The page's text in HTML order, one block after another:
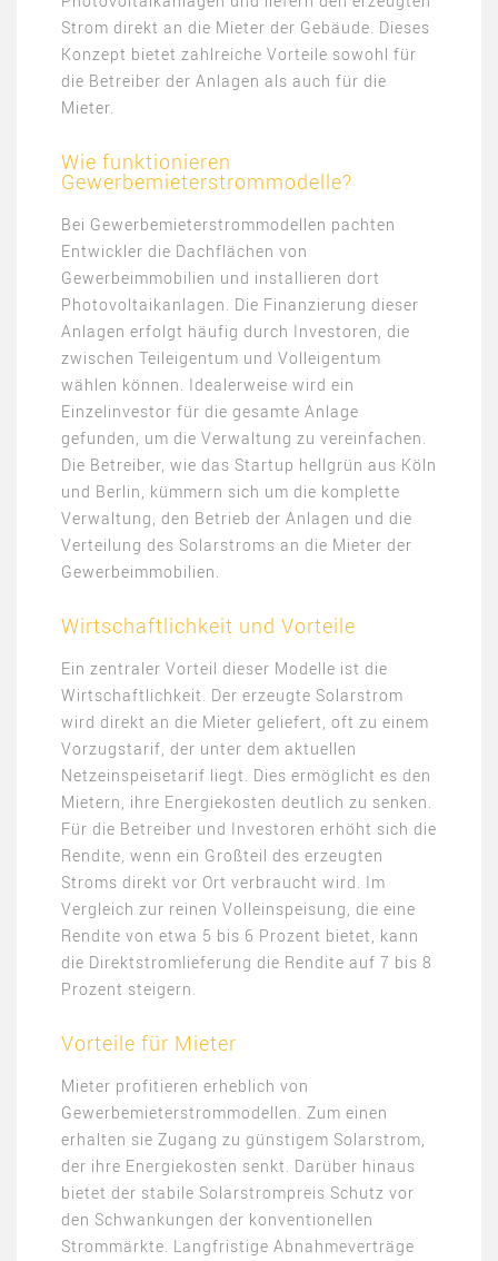
Strom direkt an die Mieter der Gebäude. Dieses
Konzept bietet zahlreiche Vorteile sowohl für
die Betreiber der Anlagen als auch für die
Mieter.
Wie funktionieren
Gewerbemieterstrommodelle?
Bei Gewerbemieterstrommodellen pachten
Entwickler die Dachflächen von
Gewerbeimmobilien und installieren dort
Photovoltaikanlagen. Die Finanzierung dieser
Anlagen erfolgt häufig durch Investoren, die
zwischen Teileigentum und Volleigentum
wählen können. Idealerweise wird ein
Einzelinvestor für die gesamte Anlage
gefunden, um die Verwaltung zu vereinfachen.
Die Betreiber, wie das Startup hellgrün aus Köln
und Berlin, kümmern sich um die komplette
Verwaltung, den Betrieb der Anlagen und die
Verteilung des Solarstroms an die Mieter der
Gewerbeimmobilien​.
Wirtschaftlichkeit und Vorteile
Ein zentraler Vorteil dieser Modelle ist die
Wirtschaftlichkeit. Der erzeugte Solarstrom
wird direkt an die Mieter geliefert, oft zu einem
Vorzugstarif, der unter dem aktuellen
Netzeinspeisetarif liegt. Dies ermöglicht es den
Mietern, ihre Energiekosten deutlich zu senken.
Für die Betreiber und Investoren erhöht sich die
Rendite, wenn ein Großteil des erzeugten
Stroms direkt vor Ort verbraucht wird. Im
Vergleich zur reinen Volleinspeisung, die eine
Rendite von etwa 5 bis 6 Prozent bietet, kann
die Direktstromlieferung die Rendite auf 7 bis 8
Prozent steigern​.
Vorteile für Mieter
Mieter profitieren erheblich von
Gewerbemieterstrommodellen. Zum einen
erhalten sie Zugang zu günstigem Solarstrom,
der ihre Energiekosten senkt. Darüber hinaus
bietet der stabile Solarstrompreis Schutz vor
den Schwankungen der konventionellen
Strommärkte. Langfristige Abnahmeverträge